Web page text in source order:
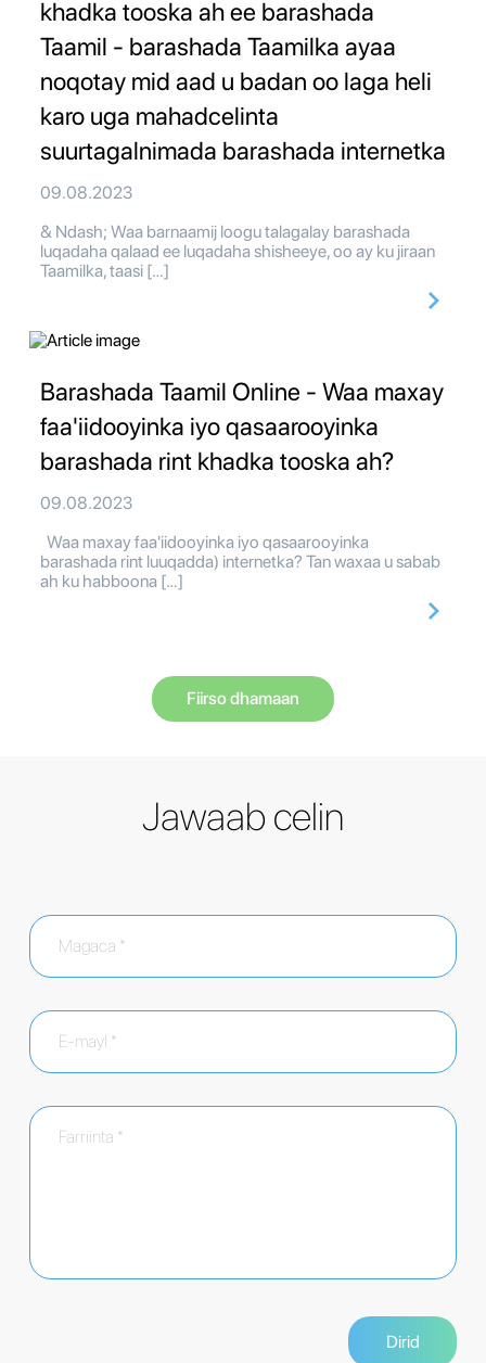
khadka tooska ah ee barashada
Taamil - barashada Taamilka ayaa
noqotay mid aad u badan oo laga heli
karo uga mahadcelinta
suurtagalnimada barashada internetka
09.08.2023
& Ndash; Waa barnaamij loogu talagalay barashada
luqadaha qalaad ee luqadaha shisheeye, oo ay ku jiraan
Taamilka, taasi […]
Barashada Taamil Online - Waa maxay
faa'iidooyinka iyo qasaarooyinka
barashada rint khadka tooska ah?
09.08.2023
Waa maxay faa'iidooyinka iyo qasaarooyinka
barashada rint luuqadda) internetka? Tan waxaa u sabab
ah ku habboona […]
Fiirso dhamaan
Jawaab celin